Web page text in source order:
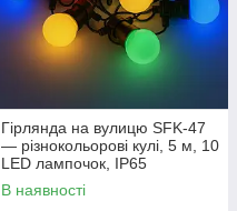
Гірлянда на вулицю SFK-47
— різнокольорові кулі, 5 м, 10
LED лампочок, IP65
В наявності